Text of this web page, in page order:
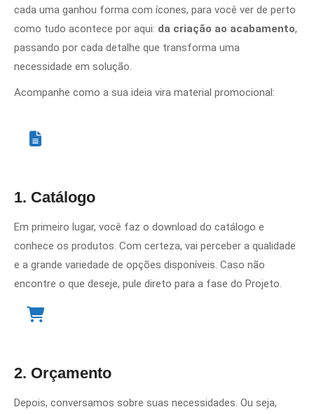
cada uma ganhou forma com ícones, para você ver de perto
como tudo acontece por aqui: da criação ao acabamento,
passando por cada detalhe que transforma uma
necessidade em solução.
Acompanhe como a sua ideia vira material promocional:
1. Catálogo
Em primeiro lugar, você faz o download do catálogo e
conhece os produtos. Com certeza, vai perceber a qualidade
e a grande variedade de opções disponíveis. Caso não
encontre o que deseje, pule direto para a fase do Projeto.
2. Orçamento
Depois, conversamos sobre suas necessidades. Ou seja,